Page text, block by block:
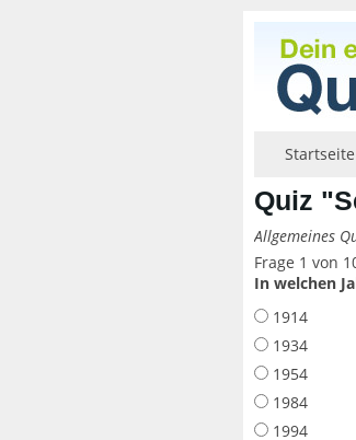
Startseite
Quiz
Allgemeines
Frage 1 von
In welchen
1914
1934
1954
1984
1994